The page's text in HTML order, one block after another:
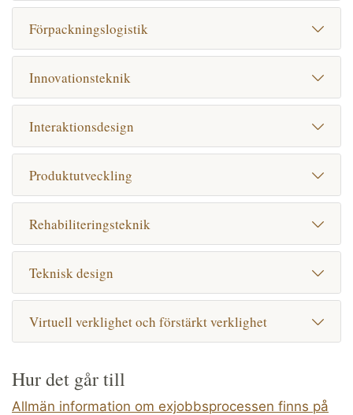
Förpackningslogistik
Innovationsteknik
Interaktionsdesign
Produktutveckling
Rehabiliteringsteknik
Teknisk design
Virtuell verklighet och förstärkt verklighet
Hur det går till
Allmän information om exjobbsprocessen finns på